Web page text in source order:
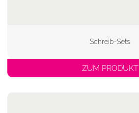
Schreib-Sets
ZUM PRODUKT